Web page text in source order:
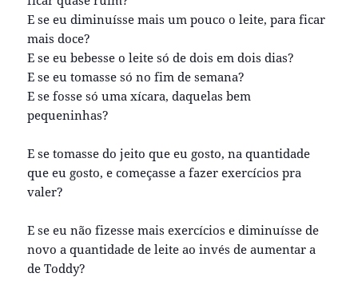
E se eu diminuísse mais um pouco o leite, para ficar
mais doce?
E se eu bebesse o leite só de dois em dois dias?
E se eu tomasse só no fim de semana?
E se fosse só uma xícara, daquelas bem
pequeninhas?
E se tomasse do jeito que eu gosto, na quantidade
que eu gosto, e começasse a fazer exercícios pra
valer?
E se eu não fizesse mais exercícios e diminuísse de
novo a quantidade de leite ao invés de aumentar a
de Toddy?